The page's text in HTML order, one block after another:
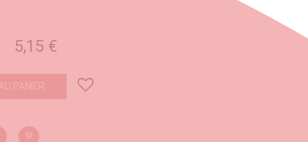
5,15 €
PANIER